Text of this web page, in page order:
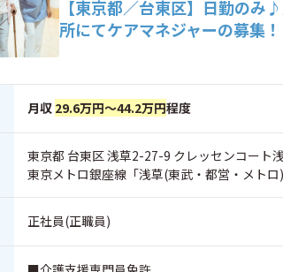
【東京都／台東区】日勤のみ
所にてケアマネジャーの募集
月収 29.6万円～44.2万円程度
東京都 台東区 浅草2-27-9 クレッセンコート
東京メトロ銀座線「浅草(東武・都営・メト
正社員(正職員)